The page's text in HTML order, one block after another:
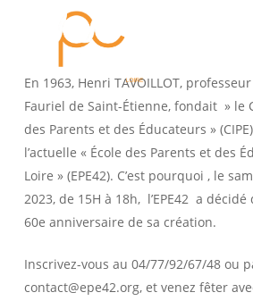
Panneau de gestion des cookies
principalEn 1963, Henri TAVOILLOT,
Fauriel de Saint-Étienne, fondait » le
des Parents et des Éducateurs »
l’actuelle « École des Parents et des
Loire » (EPE42). C’est pourquoi , le
2023, de 15H à 18h, l’EPE42 a
60e anniversaire de sa création.
Inscrivez-vous au 04/77/92/67/48 ou
contact@epe42.org, et venez fêter